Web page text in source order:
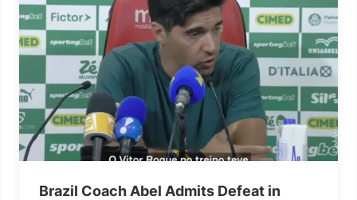
Brazil Coach Abel Admits Defeat in